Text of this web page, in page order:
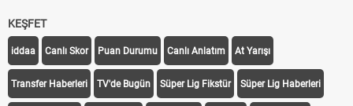
KEŞFET
iddaa Canlı Skor Puan Durumu Canlı Anlatım At Yarışı
Transfer Haberleri TV'de Bugün Süper Lig Fikstür Süper Lig Haberleri